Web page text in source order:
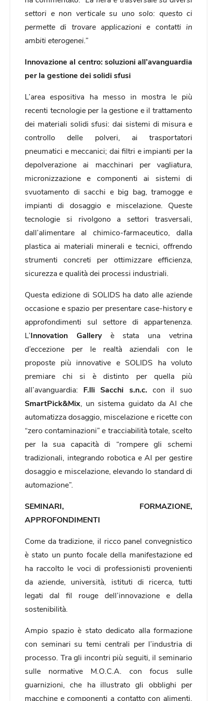
settori e non verticale su uno solo: questo ci
permette di trovare applicazioni e contatti in
ambiti eterogenei.”
Innovazione al centro: soluzioni all’avanguardia
per la gestione dei solidi sfusi
L’area espositiva ha messo in mostra le più
recenti tecnologie per la gestione e il trattamento
dei materiali solidi sfusi: dai sistemi di misura e
controllo delle polveri, ai trasportatori
pneumatici e meccanici; dai filtri e impianti per la
depolverazione ai macchinari per vagliatura,
micronizzazione e componenti ai sistemi di
svuotamento di sacchi e big bag, tramogge e
impianti di dosaggio e miscelazione. Queste
tecnologie si rivolgono a settori trasversali,
dall’alimentare al chimico-farmaceutico, dalla
plastica ai materiali minerali e tecnici, offrendo
strumenti concreti per ottimizzare efficienza,
sicurezza e qualità dei processi industriali.
Questa edizione di SOLIDS ha dato alle aziende
occasione e spazio per presentare case-history e
approfondimenti sul settore di appartenenza.
L’Innovation Gallery è stata una vetrina
d’eccezione per le realtà aziendali con le
proposte più innovative e SOLIDS ha voluto
premiare chi si è distinto per quella più
all’avanguardia: F.lli Sacchi s.n.c.con il suo
SmartPick&Mix , un sistema guidato da AI che
automatizza dosaggio, miscelazione e ricette con
“zero contaminazioni” e tracciabilità totale, scelto
per la sua capacità di “rompere gli schemi
tradizionali, integrando robotica e AI per gestire
dosaggio e miscelazione, elevando lo standard di
automazione”.
SEMINARI, FORMAZIONE,
APPROFONDIMENTI
Come da tradizione, il ricco panel convegnistico
è stato un punto focale della manifestazione ed
ha raccolto le voci di professionisti provenienti
da aziende, università, istituti di ricerca, tutti
legati dal fil rouge dell’innovazione e della
sostenibilità.
Ampio spazio è stato dedicato alla formazione
con seminari su temi centrali per l’industria di
processo. Tra gli incontri più seguiti, il seminario
sulle normative M.O.C.A. con focus sulle
guarnizioni, che ha illustrato gli obblighi per
macchine e componenti a contatto con alimenti,